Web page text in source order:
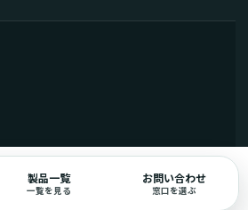
製品一覧
一覧を見る
お問い合わせ
窓口を選ぶ